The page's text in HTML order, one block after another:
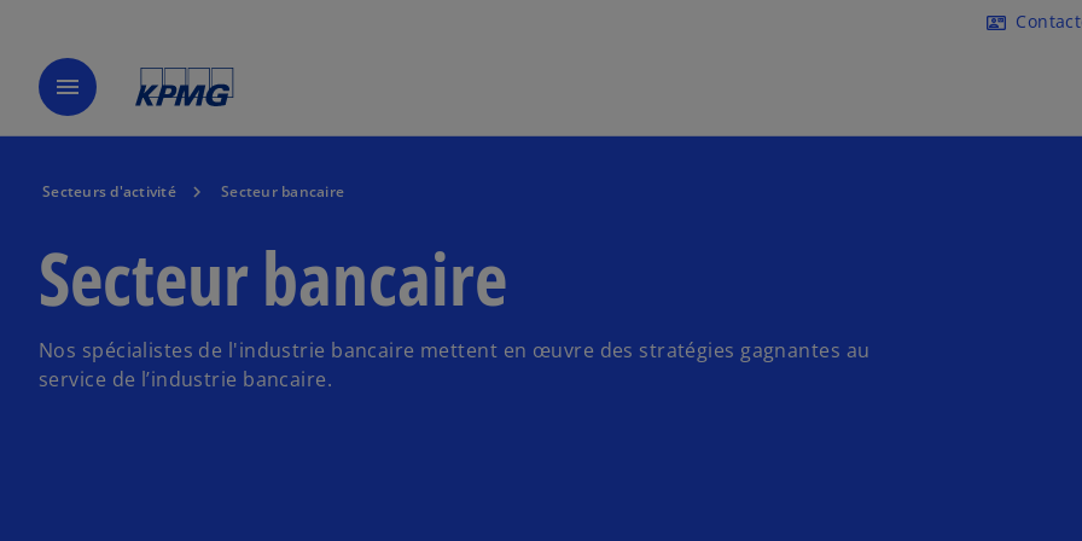
Accéder au contenu
contact_mail
menu
Secteurs d'activité Secteur bancaire
Secteur bancaire
Nos spécialistes de l'industrie bancaire mettent en œuvre des stratégies gagnantes au
service de l’industrie bancaire.